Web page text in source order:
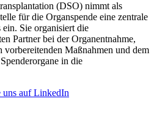
(DSO) nimmt als
für die Organspende eine zentrale
Sie organisiert die
Partner bei der Organentnahme,
Maßnahmen und dem
in die
uns auf LinkedIn